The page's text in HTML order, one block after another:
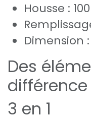
Housse :
Dimension
Des
différence
3 en 1